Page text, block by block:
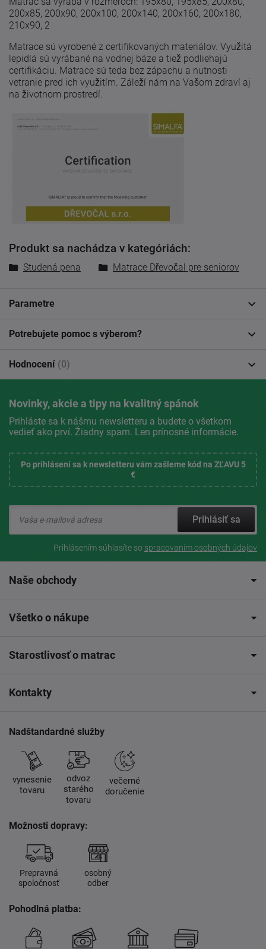
200x85, 200x90, 200x100, 200x140, 200x160, 200x180,
210x90, 2
Matrace sú vyrobené z certifikovaných materiálov. Využitá
lepidlá sú vyrábané na vodnej báze a tiež podliehajú
certifikáciu. Matrace sú teda bez zápachu a nutnosti
vetranie pred ich využitím. Záleží nám na Vašom zdraví aj
na životnom prostredí.
Produkt sa nachádza v kategóriách:
Studená pena Matrace Dřevočal pre seniorov
Parametre
Potrebujete pomoc s výberom?
Hodnocení (0)
Novinky, akcie a tipy na kvalitný spánok
Prihláste sa k nášmu newsletteru a budete o všetkom
vedieť ako prví. Žiadny spam. Len prínosné informácie.
Po prihlásení sa k newsletteru vám zašleme kód na ZĽAVU 5
€
Prihlásiť sa
Prihlásením súhlasíte so spracovaním osobných údajov
Naše obchody
Všetko o nákupe
Starostlivosť o matrac
Kontakty
Nadštandardné služby
vynesenie
tovaru
odvoz
starého
tovaru
večerné
doručenie
Možnosti dopravy:
Prepravná
spoločnosť
osobný
odber
Pohodlná platba: